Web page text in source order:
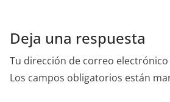
Deja una respuesta
Tu dirección de correo
Los campos obligatorios están